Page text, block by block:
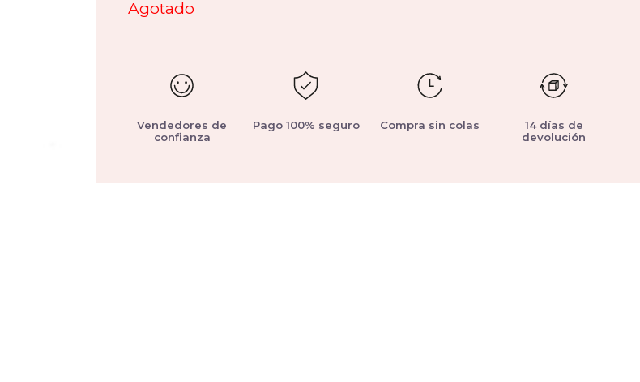
Agotado
Vendedores de
confianza
Pago 100% seguro Compra sin colas
14 días de
devolución